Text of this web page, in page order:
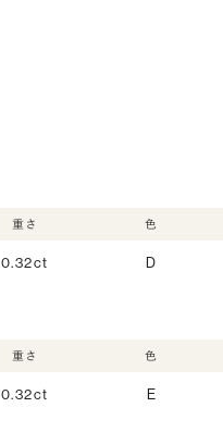
重さ
0.32ct
色
D
重さ
0.32ct
色
E